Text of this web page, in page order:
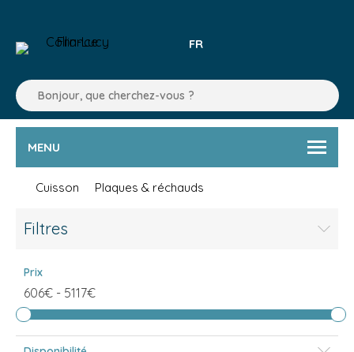
FR
MENU
Cuisson Plaques & réchauds
Filtres
Prix
606€ - 5117€